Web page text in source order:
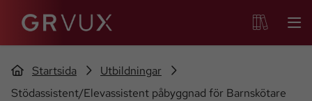
Startsida
Utbildningar
Stödassistent/Elevassistent påbyggnad för Barnskötare